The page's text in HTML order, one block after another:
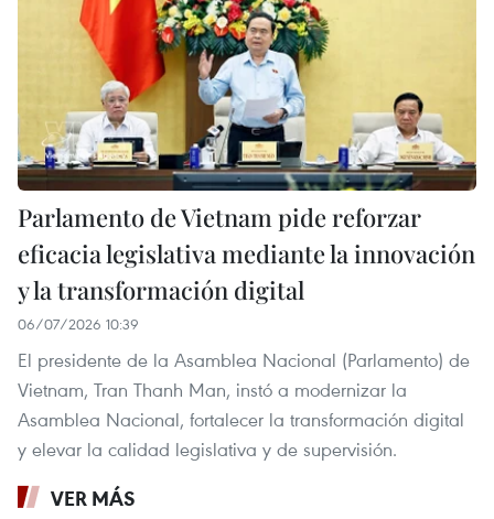
Parlamento de Vietnam pide reforzar
eficacia legislativa mediante la innovación
y la transformación digital
06/07/2026 10:39
El presidente de la Asamblea Nacional (Parlamento) de
Vietnam, Tran Thanh Man, instó a modernizar la
Asamblea Nacional, fortalecer la transformación digital
y elevar la calidad legislativa y de supervisión.
VER MÁS